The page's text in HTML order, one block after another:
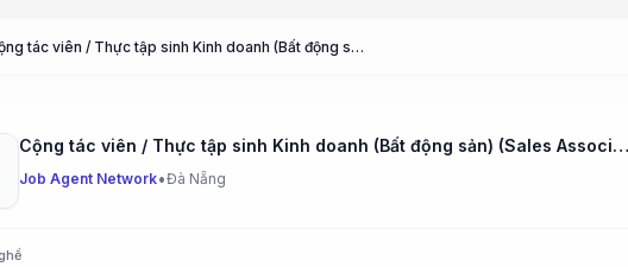
Cộng tác viên / Thực tập sinh Kinh doanh (Bất động sản) (Sales Associate / Internship)
Cộng tác viên / Thực tập sinh Kinh doanh (Bất động sản) (Sales Associate / Internship)
Job Agent Network•Đà Nẵng